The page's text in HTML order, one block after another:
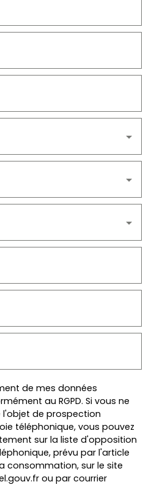
et de la tranquillité. Un
de beaux volumes
de mes données
au RGPD. Si vous ne
de prospection
téléphonique, vous pouvez
sur la liste d'opposition
prévu par l'article
consommation, sur le site
ou par courrier